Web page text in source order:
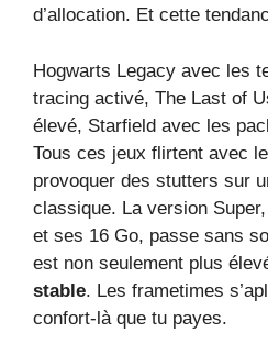
d’allocation. Et cette
Hogwarts Legacy avec les
tracing activé, The Last of
élevé, Starfield avec les
Tous ces jeux flirtent avec
provoquer des stutters sur
classique. La version
et ses 16 Go, passe sans
est non seulement plus
stable. Les frametimes
confort-là que tu payes.